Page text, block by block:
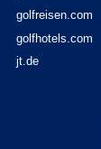
golfreisen.com
golfhotels.com
jt.de